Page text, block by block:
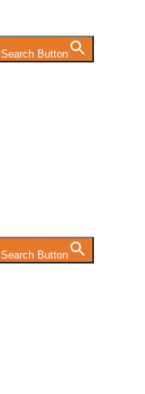
Search Button
Search Button